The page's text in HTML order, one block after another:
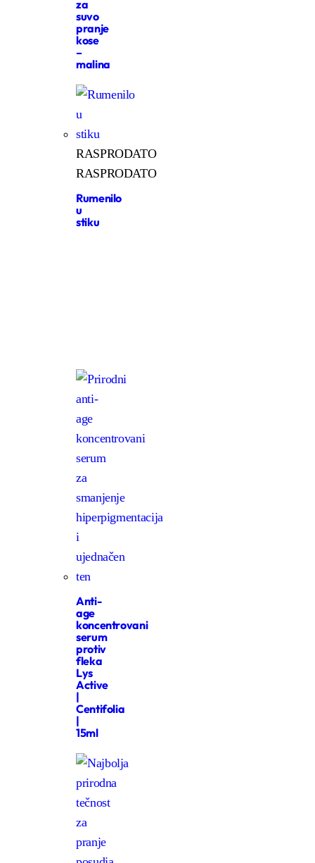
za
suvo
pranje
kose
–
malina
RASPRODATO
RASPRODATO
Rumenilo
u
stiku
Anti-
age
koncentrovani
serum
protiv
fleka
Lys
Active
|
Centifolia
|
15ml